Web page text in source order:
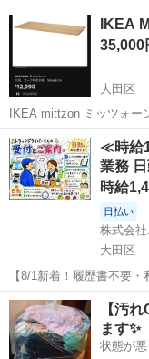
けで使える、Fengeの昇降式デスクです
【型番】Fenge
大田区
35,000
大田区
IKEA mittzon ミッツォ
た美品です。 1-3枚目はすべて付い
ョンまで取りに来ていただける
ざいました...
東京 大田区 テー
≪時給
業務
時給
日払い
株式会
大田区
【8/1新着！履歴書不要
スタート！】【大田市場
費全額支給！】青果市場
【お仕事内容】 ・トラ...
東京 大田区 その他
【汚
ます✨
状態が